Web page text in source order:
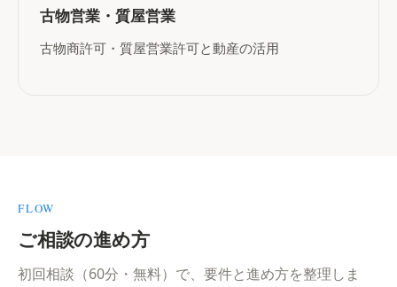
古物営業・質屋営業
古物商許可・質屋営業許可と動産の活用
FLOW
ご相談の進め方
初回相談（60分・無料）で、要件と進め方を整理しま